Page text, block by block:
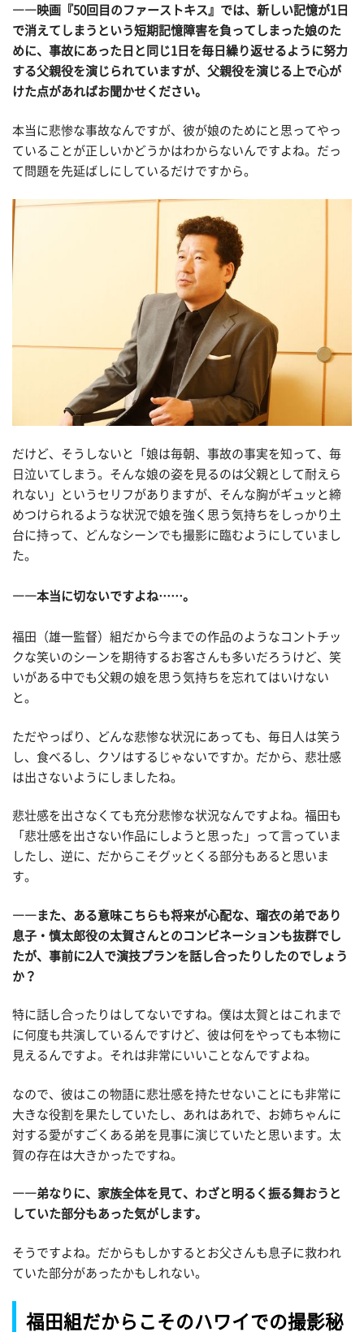
――映画『50回目のファーストキス』では、新しい記憶が1日
で消えてしまうという短期記憶障害を負ってしまった娘のた
めに、事故にあった日と同じ1日を毎日繰り返せるように努力
する父親役を演じられていますが、父親役を演じる上で心が
けた点があればお聞かせください。
本当に悲惨な事故なんですが、彼が娘のためにと思ってやっ
ていることが正しいかどうかはわからないんですよね。だっ
て問題を先延ばしにしているだけですから。
だけど、そうしないと「娘は毎朝、事故の事実を知って、毎
日泣いてしまう。そんな娘の姿を見るのは父親として耐えら
れない」というセリフがありますが、そんな胸がギュッと締
めつけられるような状況で娘を強く思う気持ちをしっかり土
台に持って、どんなシーンでも撮影に臨むようにしていまし
た。
――本当に切ないですよね……。
福田（雄一監督）組だから今までの作品のようなコントチッ
クな笑いのシーンを期待するお客さんも多いだろうけど、笑
いがある中でも父親の娘を思う気持ちを忘れてはいけない
と。
ただやっぱり、どんな悲惨な状況にあっても、毎日人は笑う
し、食べるし、クソはするじゃないですか。だから、悲壮感
は出さないようにしましたね。
悲壮感を出さなくても充分悲惨な状況なんですよね。福田も
「悲壮感を出さない作品にしようと思った」って言っていま
したし、逆に、だからこそグッとくる部分もあると思いま
す。
――また、ある意味こちらも将来が心配な、瑠衣の弟であり
息子・慎太郎役の太賀さんとのコンビネーションも抜群でし
たが、事前に2人で演技プランを話し合ったりしたのでしょう
か？
特に話し合ったりはしてないですね。僕は太賀とはこれまで
に何度も共演しているんですけど、彼は何をやっても本物に
見えるんですよ。それは非常にいいことなんですよね。
なので、彼はこの物語に悲壮感を持たせないことにも非常に
大きな役割を果たしていたし、あれはあれで、お姉ちゃんに
対する愛がすごくある弟を見事に演じていたと思います。太
賀の存在は大きかったですね。
――弟なりに、家族全体を見て、わざと明るく振る舞おうと
していた部分もあった気がします。
そうですよね。だからもしかするとお父さんも息子に救われ
ていた部分があったかもしれない。
福田組だからこそのハワイでの撮影秘